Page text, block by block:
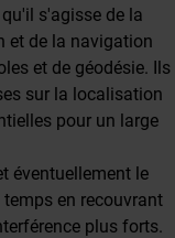
s'agisse de la
et de la navigation
et de géodésie. Ils
sur la localisation
pour un large
éventuellement le
en recouvrant
plus forts.